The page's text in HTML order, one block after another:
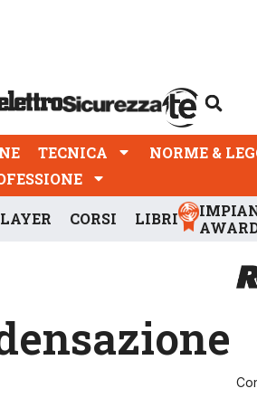
TECNICA NORME &
CORSI LIBRI